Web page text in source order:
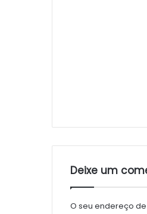
Deixe um
O seu endereço